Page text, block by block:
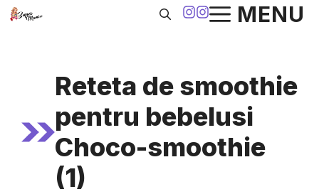
Sari
MENU
Reteta de smoothie
pentru bebelusi
Choco-smoothie
(1)